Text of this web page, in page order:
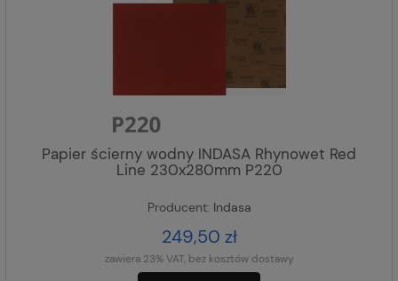
Papier ścierny wodny INDASA Rhynowet Red
Line 230x280mm P220
Producent: Indasa
249,50 zł
zawiera 23% VAT, bez kosztów dostawy